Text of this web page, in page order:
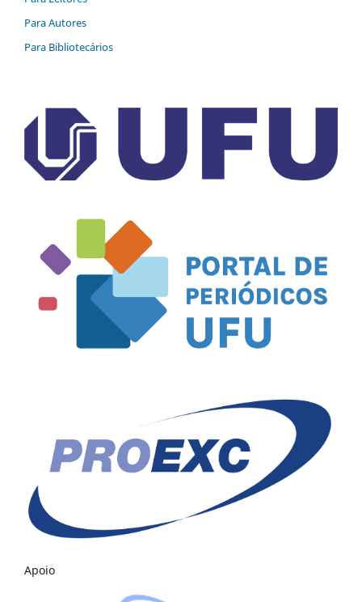
Para Autores
Para Bibliotecários
Apoio